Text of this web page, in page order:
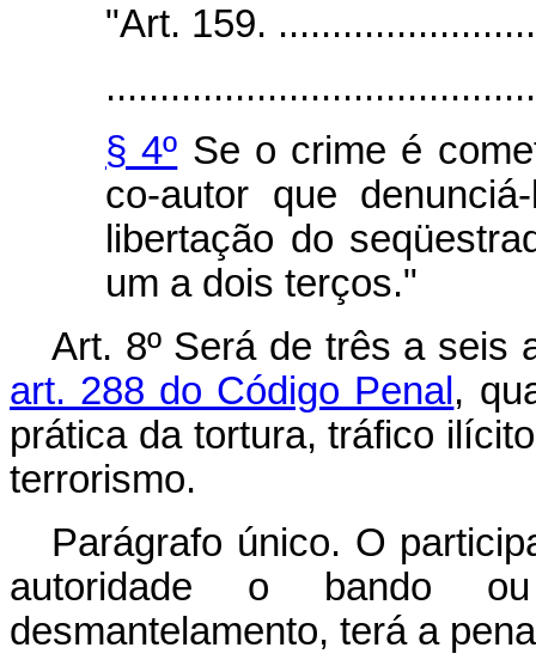
"Art. 159.
§ 4º Se o crime é
co-autor que
libertação do
um a dois terços."
Art. 8º Será de três a seis
art. 288 do Código Penal ,
prática da tortura, tráfico
terrorismo.
Parágrafo único. O
autoridade o bando ou
desmantelamento, terá a